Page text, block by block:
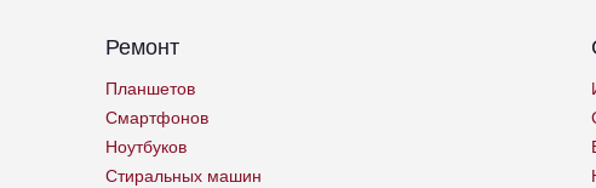
Ремонт
Планшетов
Смартфонов
Ноутбуков
Стиральных машин